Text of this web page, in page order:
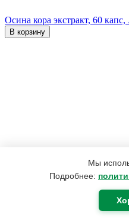
Мы
Подробнее:
Осина кора экстракт, 60
В корзину